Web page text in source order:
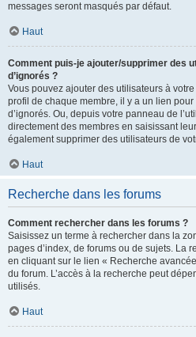
messages seront masqués par défaut.
Haut
Comment puis-je ajouter/supprimer des
d’ignorés ?
Vous pouvez ajouter des utilisateurs à
profil de chaque membre, il y a un lien pour
d’ignorés. Ou, depuis votre panneau de
directement des membres en saisissant
également supprimer des utilisateurs de
Haut
Recherche dans les forums
Comment rechercher dans les forums ?
Saisissez un terme à rechercher dans la
pages d’index, de forums ou de sujets. La
en cliquant sur le lien « Recherche
du forum. L’accès à la recherche peut
utilisés.
Haut